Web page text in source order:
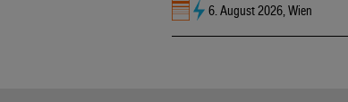
6. August 2026, Wien